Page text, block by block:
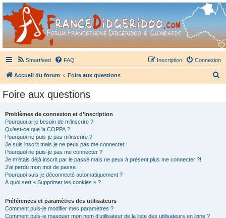
France Didgeridoo
Didgeridoo et Guimbarde sur France Didgeridoo - retrouvez la communauté.
Smartfeed FAQ Connexion
Inscription
Accueil du forum Foire aux questions
Foire aux questions
Problèmes de connexion et d’inscription
Pourquoi ai-je besoin de m’inscrire ?
Qu’est-ce que la COPPA ?
Pourquoi ne puis-je pas m’inscrire ?
Je suis inscrit mais je ne peux pas me connecter !
Pourquoi ne puis-je pas me connecter ?
Je m’étais déjà inscrit par le passé mais ne peux à présent plus me connecter ?!
J’ai perdu mon mot de passe !
Pourquoi suis-je déconnecté automatiquement ?
À quoi sert « Supprimer les cookies » ?
Préférences et paramètres des utilisateurs
Comment puis-je modifier mes paramètres ?
Comment puis-je masquer mon nom d’utilisateur de la liste des utilisateurs en ligne ?